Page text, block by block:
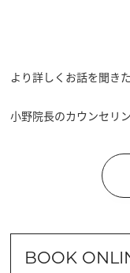
より詳しくお話を聞き
小野院長のカウンセリ
BOOK